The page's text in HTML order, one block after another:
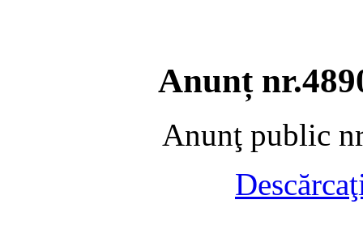
Anunț
Anunţ public